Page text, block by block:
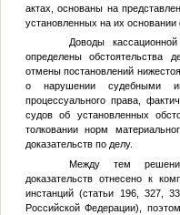
актах, основаны на
установленных на их основании
Доводы
определены обстоятельства
отмены постановлений
о нарушении судебными
процессуального права,
судов об установленных
толковании норм
доказательств по делу.
Между тем
доказательств отнесено к
инстанций (статьи 196, 327,
Российской Федерации),